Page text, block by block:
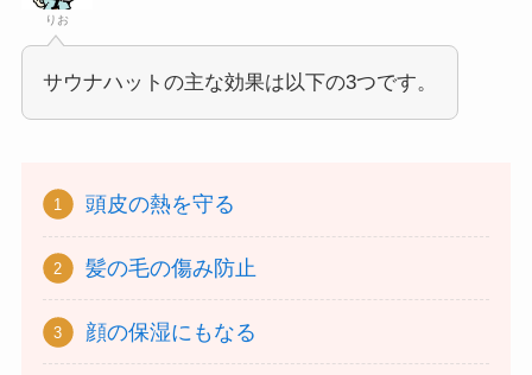
りお
サウナハットの主な効果は以下の3つです。
頭皮の熱を守る
髪の毛の傷み防止
顔の保湿にもなる